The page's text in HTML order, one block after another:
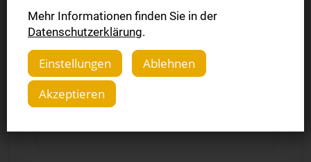
Nachname *
E-Mail Adresse *
Mehr Informationen finden Sie in der
Datenschutzerklärung.
Einstellungen
Ablehnen
Akzeptieren